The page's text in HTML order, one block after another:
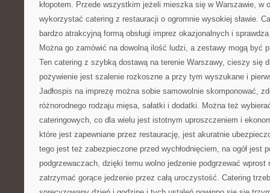
kłopotem. Przede wszystkim jeżeli mieszka się w Warszawie, w
wykorzystać catering z restauracji o ogromnie wysokiej sławie.
bardzo atrakcyjną formą obsługi imprez okazjonalnych i
Można go zamówić na dowolną ilość ludzi, a zestawy mogą być
Ten catering z szybką dostawą na terenie Warszawy, cieszy się
pożywienie jest szalenie rozkoszne a przy tym wyszukane i
Jadłospis na imprezę można sobie samowolnie skomponować,
różnorodnego rodzaju mięsa, sałatki i dodatki. Można też
cateringowych, co dla wielu jest istotnym uproszczeniem i
które jest zapewniane przez restaurację, jest akuratnie
tego jest też zabezpieczone przed wychłodnięciem, na ogół jest
podgrzewaczach, dzięki temu wolno jedzenie podgrzewać wprost
zatrzymać gorące jedzenie przez całą uroczystość. Catering